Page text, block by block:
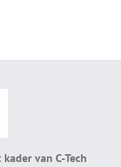
van C-Tech